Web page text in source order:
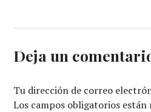
Deja un
Tu dirección de correo
Los campos obligatorios